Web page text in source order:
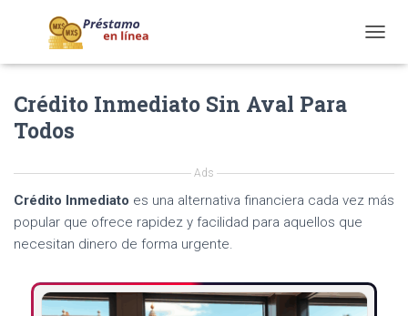
O
I
O
Crédito Inmediato Sin Aval Para
Todos
Ads
Crédito Inmediato es una alternativa financiera cada vez más
popular que ofrece rapidez y facilidad para aquellos que
necesitan dinero de forma urgente.